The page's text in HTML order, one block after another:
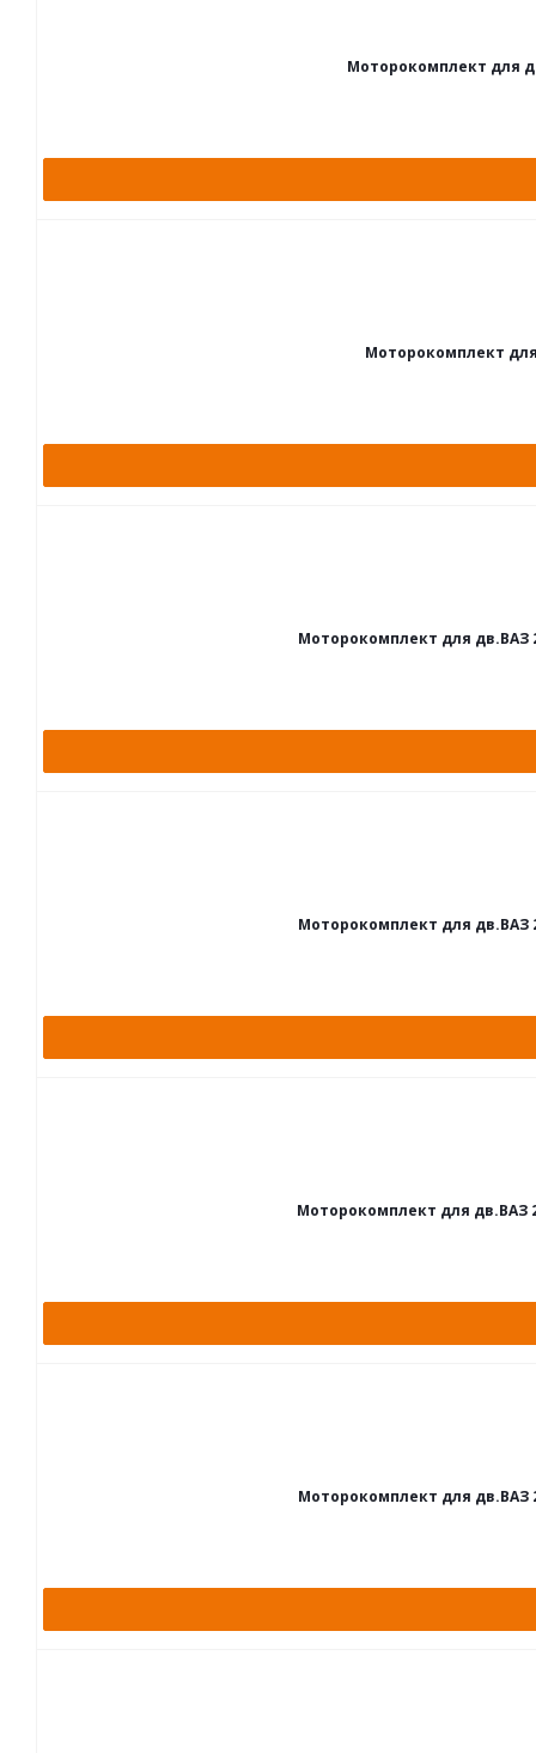
Моторокомплект для
Моторокомплект
Моторокомплект для дв.ВАЗ
Моторокомплект для дв.ВАЗ
Моторокомплект для дв.ВАЗ
Моторокомплект для дв.ВАЗ